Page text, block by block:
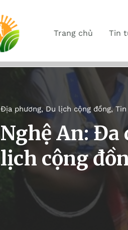
Trang chủ Tin
Địa phương,Du lịch cộng đồng,
Nghệ An: Đa
lịch cộng